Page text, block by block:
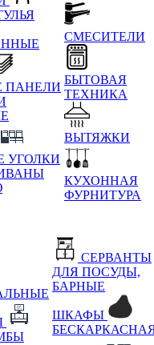
ПАНЕЛИ
УГОЛКИ
СМЕСИТЕЛИ
БЫТОВАЯ
ТЕХНИКА
ВЫТЯЖКИ
КУХОННАЯ
ФУРНИТУРА
СЕРВАНТЫ
ДЛЯ ПОСУДЫ,
БАРНЫЕ
ШКАФЫ